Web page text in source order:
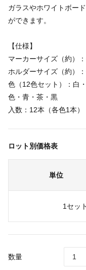
ガラスやホワイトボー
ができます。
【仕様】
マーカーサイズ（約）
ホルダーサイズ（約）
色（12色セット）：白
色・青・茶・黒
入数：12本（各色1本）
ロット別価格表
単位
1セッ
数量